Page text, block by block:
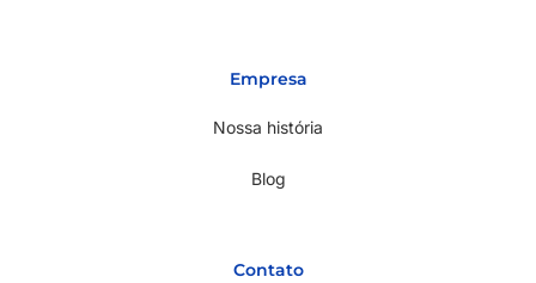
Empresa
Nossa história
Blog
Contato